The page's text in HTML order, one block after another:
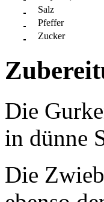
Salz
Pfeffer
Zucker
Die
in dünne
Die